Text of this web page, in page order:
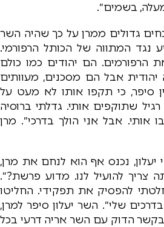
בשמים״.
גדולים ממרן על כך שהיה השר
נגד המתווה של הכותל הרפורמי.
הרפורמים. הם יהודים כמו כולם
אבל הם מסכנים, מעוותים
סיפר, כי תקפו אותו לא מעט על
שתוקפים אותי. גדלתי ברוסיה
אותי. אבל אני הולך בדרכי״. מרן
נכנס אף הוא לנחם את מרן,
צריך להועיל לנו. מדוע פרשת?״.
להפסיק את תפקידי. החליטו
שלי״. השר יעלון סיפר למרן,
הדוק עם השר אריה דרעי בכל